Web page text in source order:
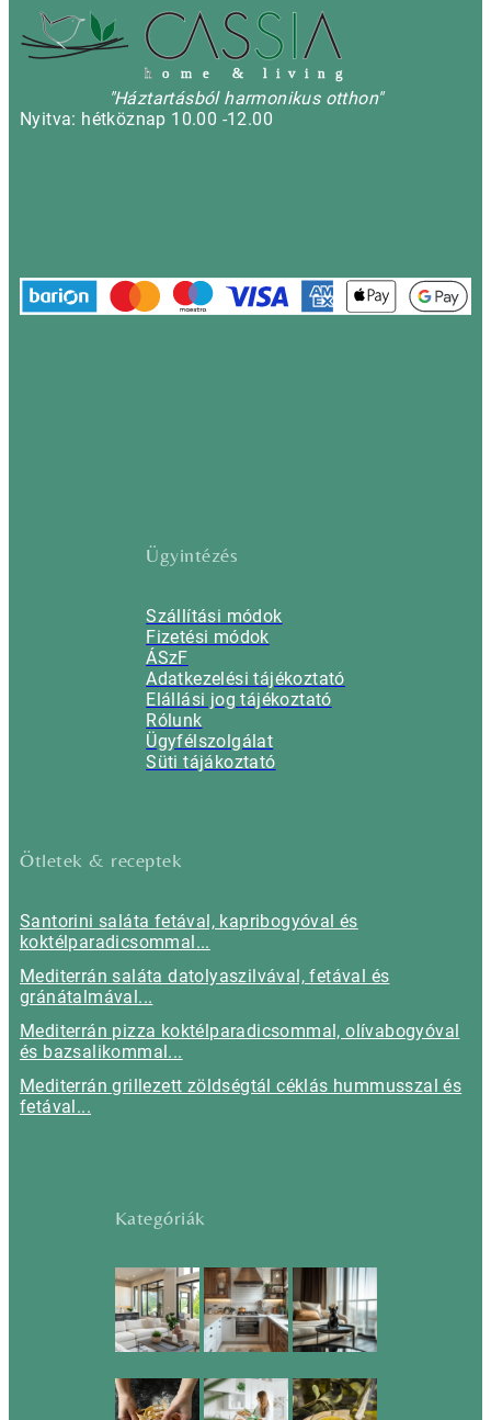
h o m e & l i v i n g
"Háztartásból harmonikus otthon"
Nyitva: hétköznap 10.00 -12.00
Ügyintézés
Szállítási módok
Fizetési módok
ÁSzF
Adatkezelési tájékoztató
Elállási jog tájékoztató
Rólunk
Ügyfélszolgálat
Süti tájákoztató
Ötletek & receptek
Santorini saláta fetával, kapribogyóval és
koktélparadicsommal...
Mediterrán saláta datolyaszilvával, fetával és
gránátalmával...
Mediterrán pizza koktélparadicsommal, olívabogyóval
és bazsalikommal...
Mediterrán grillezett zöldségtál céklás hummusszal és
fetával...
Kategóriák